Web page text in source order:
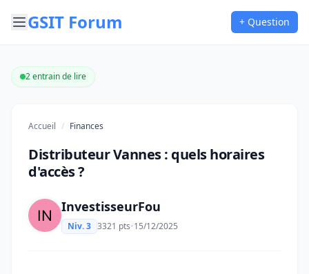
GSIT Forum + Question
2 entrain de lire
Accueil / Finances
Distributeur Vannes : quels horaires
d'accès ?
InvestisseurFou
Niv. 3 3321 pts•15/12/2025